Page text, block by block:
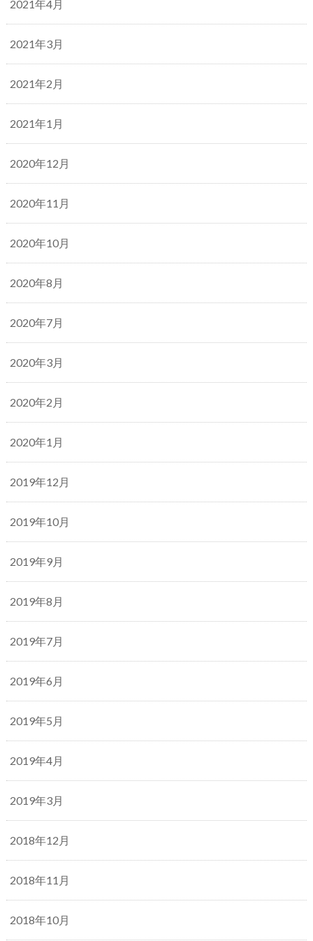
2021年4月
2021年3月
2021年2月
2021年1月
2020年12月
2020年11月
2020年10月
2020年8月
2020年7月
2020年3月
2020年2月
2020年1月
2019年12月
2019年10月
2019年9月
2019年8月
2019年7月
2019年6月
2019年5月
2019年4月
2019年3月
2018年12月
2018年11月
2018年10月